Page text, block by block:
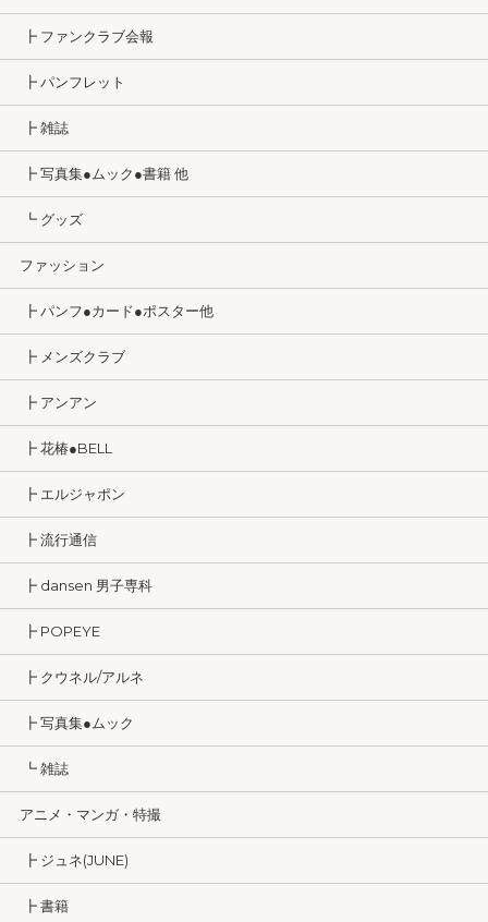
┣ ファンクラブ会報
┣ パンフレット
┣ 雑誌
┣ 写真集●ムック●書籍 他
┗ グッズ
ファッション
┣ パンフ●カード●ポスター他
┣ メンズクラブ
┣ アンアン
┣ 花椿●BELL
┣ エルジャポン
┣ 流行通信
┣ dansen 男子専科
┣ POPEYE
┣ クウネル/アルネ
┣ 写真集●ムック
┗ 雑誌
アニメ・マンガ・特撮
┣ ジュネ(JUNE)
┣ 書籍